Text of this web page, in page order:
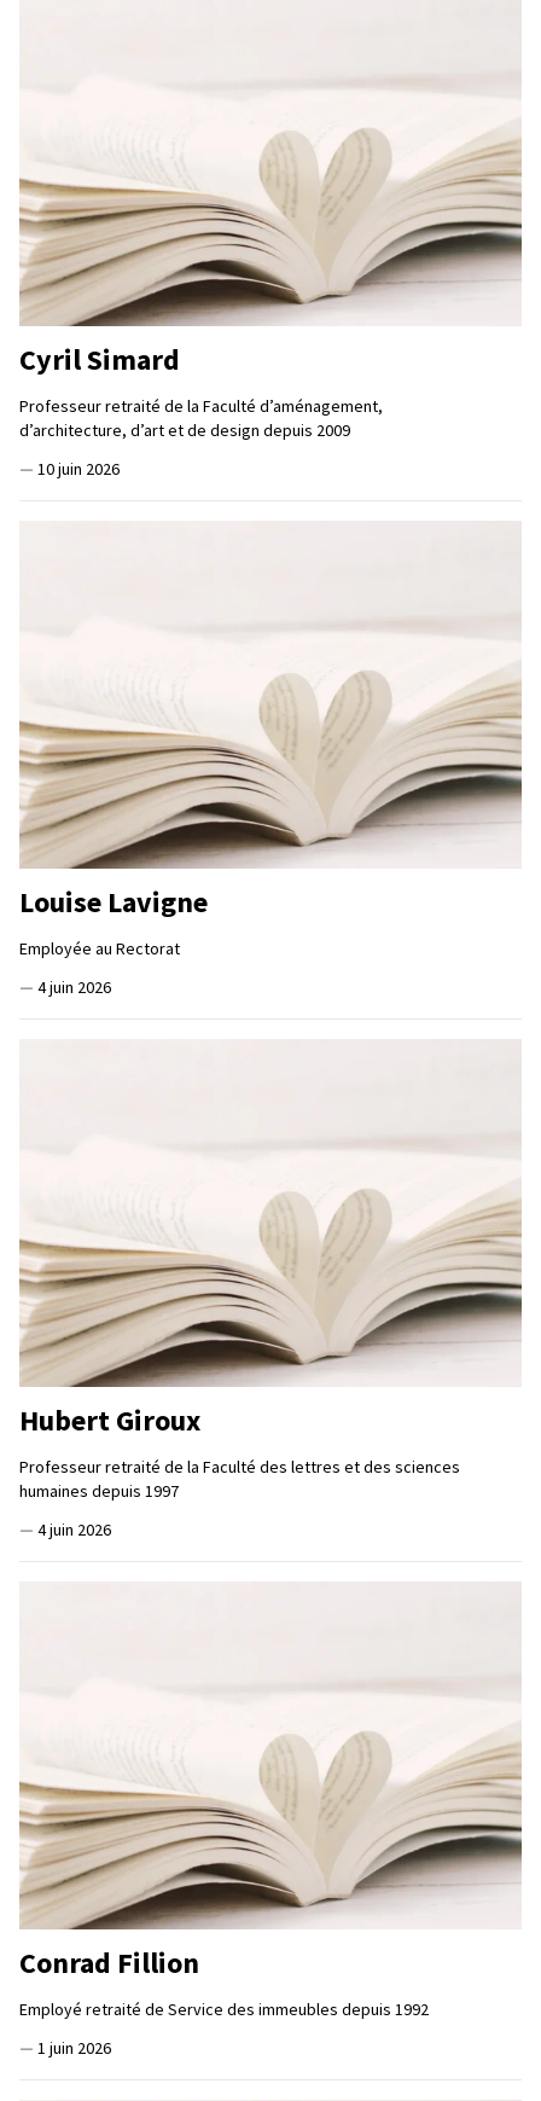
Cyril Simard
Professeur retraité de la Faculté d’aménagement,
d’architecture, d’art et de design depuis 2009
— 10 juin 2026
Louise Lavigne
Employée au Rectorat
— 4 juin 2026
Hubert Giroux
Professeur retraité de la Faculté des lettres et des sciences
humaines depuis 1997
— 4 juin 2026
Conrad Fillion
Employé retraité de Service des immeubles depuis 1992
— 1 juin 2026